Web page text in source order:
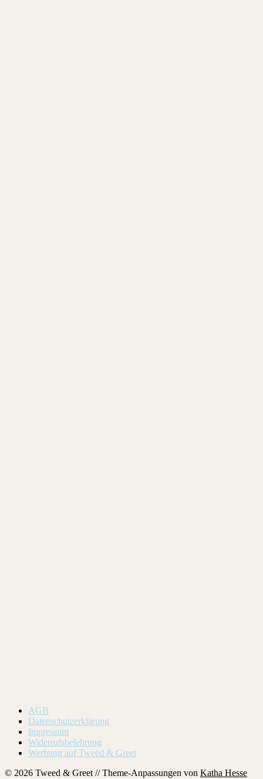
AGB
Datenschutzerklärung
Impressum
Widerrufsbelehrung
Werbung auf Tweed & Greet
© 2026 Tweed & Greet // Theme-Anpassungen von Katha Hesse